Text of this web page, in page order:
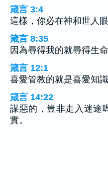
箴言 3:4
這樣，你必在神和世人
箴言 8:35
因為尋得我的就尋得生
箴言 12:1
喜愛管教的就是喜愛知
箴言 14:22
謀惡的，豈非走入迷途
實。